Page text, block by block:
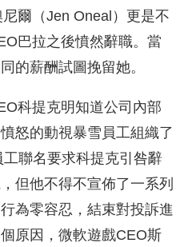
爾（Jen Oneal）更是不
巴拉之後憤然辭職。當
的薪酬試圖挽留她。
科提克明知道公司內部
怒的動視暴雪員工組織了
聯名要求科提克引咎辭
但他不得不宣佈了一系列
為零容忍，結束對投訴進
原因，微軟遊戲CEO斯